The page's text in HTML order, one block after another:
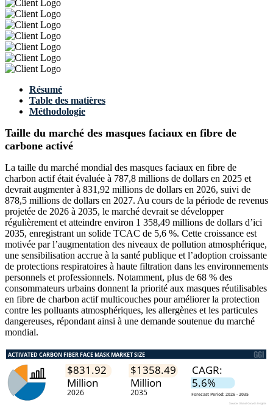
Résumé
Table des matières
Méthodologie
Taille du marché des masques faciaux en fibre de
carbone activé
La taille du marché mondial des masques faciaux en fibre de
charbon actif était évaluée à 787,8 millions de dollars en 2025 et
devrait augmenter à 831,92 millions de dollars en 2026, suivi de
878,5 millions de dollars en 2027. Au cours de la période de revenus
projetée de 2026 à 2035, le marché devrait se développer
régulièrement et atteindre environ 1 358,49 millions de dollars d’ici
2035, enregistrant un solide TCAC de 5,6 %. Cette croissance est
motivée par l’augmentation des niveaux de pollution atmosphérique,
une sensibilisation accrue à la santé publique et l’adoption croissante
de protections respiratoires à haute filtration dans les environnements
personnels et professionnels. Notamment, plus de 68 % des
consommateurs urbains donnent la priorité aux masques réutilisables
en fibre de charbon actif multicouches pour améliorer la protection
contre les polluants atmosphériques, les allergènes et les particules
dangereuses, répondant ainsi à une demande soutenue du marché
mondial.